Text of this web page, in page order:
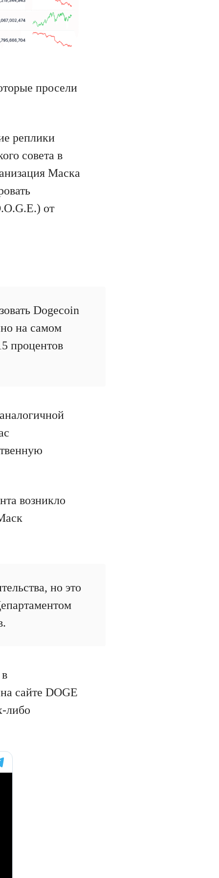
просели
реплики
совета в
Маска
от
Dogecoin
на самом
процентов
возникло
но это
сайте DOGE
либо